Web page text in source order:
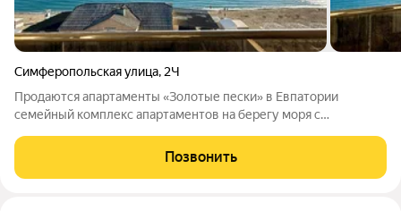
Симферопольская улица, 2Ч
Продаются апартаменты «Золотые пески» в Евпатории
семейный комплекс апартаментов на берегу моря с
курортного города. Панорамный вид на море из окон
апартаментов, мягкий климат и масса
Позвонить